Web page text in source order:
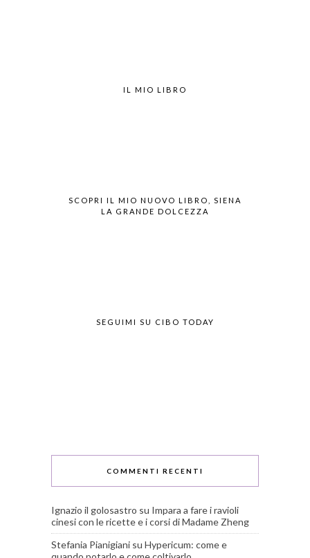
IL MIO LIBRO
SCOPRI IL MIO NUOVO LIBRO, SIENA
LA GRANDE DOLCEZZA
SEGUIMI SU CIBO TODAY
COMMENTI RECENTI
Ignazio il golosastro su Impara a fare i ravioli
cinesi con le ricette e i corsi di Madame Zheng
Stefania Pianigiani su Hypericum: come e